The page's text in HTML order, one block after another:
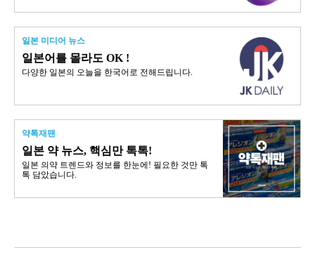
일본 미디어 뉴스
일본어를 몰라도 OK !
다양한 일본의 오늘을 한국어로 전해드립니다.
약톡재팬
일본 약 뉴스, 핵심만 톡톡!
일본 의약 트렌드와 정보를 한눈에! 필요한 것만 톡
톡 담았습니다.